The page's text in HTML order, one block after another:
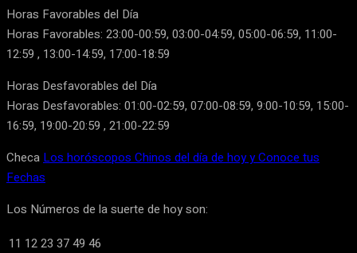
Horas Favorables del Día
Horas Favorables: 23:00-00:59, 03:00-04:59, 05:00-06:59, 11:00-
12:59 , 13:00-14:59, 17:00-18:59
Horas Desfavorables del Día
Horas Desfavorables: 01:00-02:59, 07:00-08:59, 9:00-10:59, 15:00-
16:59, 19:00-20:59 , 21:00-22:59
Checa Los horóscopos Chinos del día de hoy y Conoce tus
Fechas
Los Números de la suerte de hoy son:
11 1223 3749 46